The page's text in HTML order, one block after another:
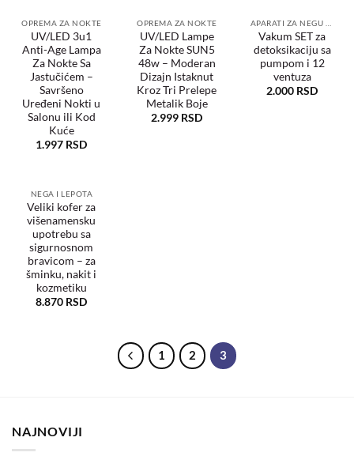
Dodaj
u
OPREMA ZA NOKTE
UV/LED 3u1
Anti-Age Lampa
Za Nokte Sa
Jastučićem –
Savršeno
Uređeni Nokti u
Salonu ili Kod
Kuće
1.997 RSD
Dodaj
u
željene
OPREMA ZA NOKTE
UV/LED Lampe
Za Nokte SUN5
48w – Moderan
Dizajn Istaknut
Kroz Tri Prelepe
Metalik Boje
2.999 RSD
Dodaj
u
Vakum SET za
detoksikaciju sa
pumpom i 12
ventuza
2.000 RSD
Dodaj
u
NEGA I LEPOTA
Veliki kofer za
višenamensku
upotrebu sa
sigurnosnom
bravicom – za
šminku, nakit i
kozmetiku
8.870 RSD
1 2 3
NAJNOVIJI